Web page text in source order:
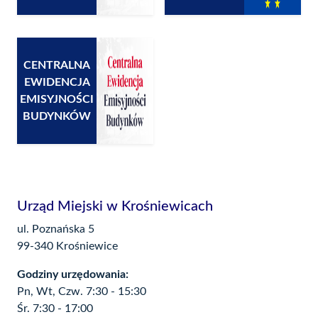
CENTRALNA
EWIDENCJA
EMISYJNOŚCI
BUDYNKÓW
Urząd Miejski w Krośniewicach
ul. Poznańska 5
99-340 Krośniewice
Godziny urzędowania:
Pn, Wt, Czw. 7:30 - 15:30
Śr. 7:30 - 17:00